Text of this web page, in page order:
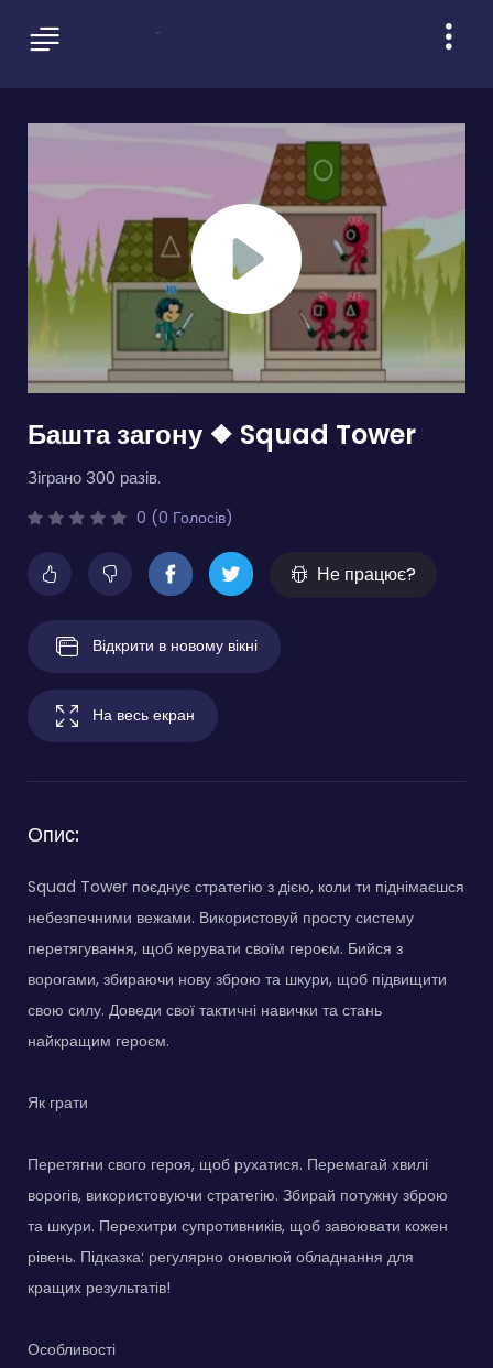
Башта загону ❖ Squad Tower
Зіграно 300 разів.
0 (0 Голосів)
Не працює?
Відкрити в новому вікні
На весь екран
Опис:
Squad Tower поєднує стратегію з дією, коли ти піднімаєшся
небезпечними вежами. Використовуй просту систему
перетягування, щоб керувати своїм героєм. Бийся з
ворогами, збираючи нову зброю та шкури, щоб підвищити
свою силу. Доведи свої тактичні навички та стань
найкращим героєм.
Як грати
Перетягни свого героя, щоб рухатися. Перемагай хвилі
ворогів, використовуючи стратегію. Збирай потужну зброю
та шкури. Перехитри супротивників, щоб завоювати кожен
рівень. Підказка: регулярно оновлюй обладнання для
кращих результатів!
Особливості